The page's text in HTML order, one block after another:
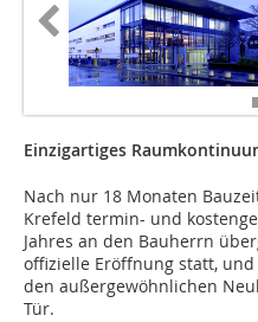
Einzigartiges
Nach nur 18 Monaten
Krefeld termin- und
Jahres an den Bauherrn
offizielle Eröffnung statt,
den außergewöhnlichen
Tür.